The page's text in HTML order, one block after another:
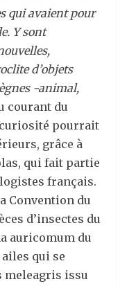
qui avaient pour
Y sont
d’objets
-animal,
courant du
curiosité pourrait
grâce à
qui fait partie
français.
Convention du
d’insectes du
auricomum du
qui se
meleagris issu